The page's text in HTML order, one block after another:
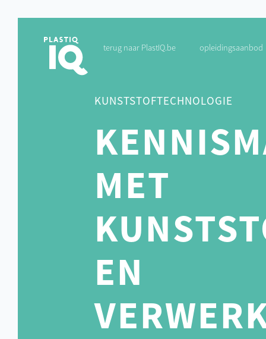
terug naar PlastIQ.be opleidingsaanbod
KUNSTSTOFTECHNOLOGIE
MET
EN